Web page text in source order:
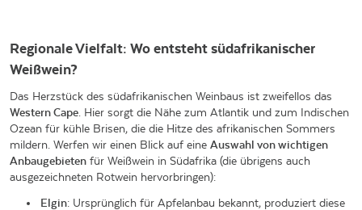
Regionale Vielfalt: Wo entsteht südafrikanischer
Weißwein?
Das Herzstück des südafrikanischen Weinbaus ist zweifellos das
Western Cape . Hier sorgt die Nähe zum Atlantik und zum Indischen
Ozean für kühle Brisen, die die Hitze des afrikanischen Sommers
mildern. Werfen wir einen Blick auf eine Auswahl von wichtigen
Anbaugebieten für Weißwein in Südafrika (die übrigens auch
ausgezeichneten Rotwein hervorbringen):
Elgin: Ursprünglich für Apfelanbau bekannt, produziert diese